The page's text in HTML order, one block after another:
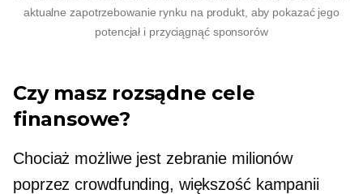
aktualne zapotrzebowanie rynku na produkt, aby pokazać jego
potencjał i przyciągnąć sponsorów
Czy masz rozsądne cele
finansowe?
Chociaż możliwe jest zebranie milionów
poprzez crowdfunding, większość kampanii